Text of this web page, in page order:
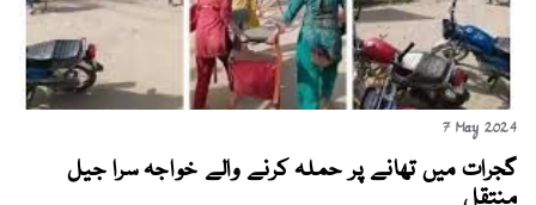
7 May 2024
گجرات میں تھانے پر حملہ کرنے والے خواجہ سرا جیل